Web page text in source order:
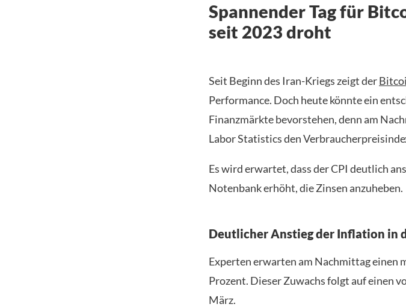
Spannender Tag für
seit 2023 droht
Seit Beginn des Iran-Kriegs zeigt der
Performance. Doch heute könnte ein
Finanzmärkte bevorstehen, denn am
Labor Statistics den
Es wird erwartet, dass der CPI deutlich
Notenbank erhöht, die Zinsen anzuheben.
Deutlicher Anstieg der Inflation in
Experten erwarten am Nachmittag einen
Prozent. Dieser Zuwachs folgt auf einen
März.